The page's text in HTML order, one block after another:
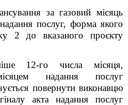
за газовий місяць
послуг, форма якого
2 довказаного проєкту
12-го числа місяця,
надання послуг
повернути виконавцю
акта надання послуг